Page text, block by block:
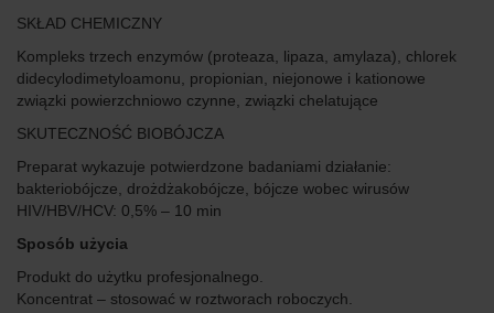
SKŁAD CHEMICZNY
Kompleks trzech enzymów (proteaza, lipaza, amylaza), chlorek
didecylodimetyloamonu, propionian, niejonowe i kationowe
związki powierzchniowo czynne, związki chelatujące
SKUTECZNOŚĆ BIOBÓJCZA
Preparat wykazuje potwierdzone badaniami działanie:
bakteriobójcze, drożdżakobójcze, bójcze wobec wirusów
HIV/HBV/HCV: 0,5% – 10 min
Sposób użycia
Produkt do użytku profesjonalnego.
Koncentrat – stosować w roztworach roboczych.